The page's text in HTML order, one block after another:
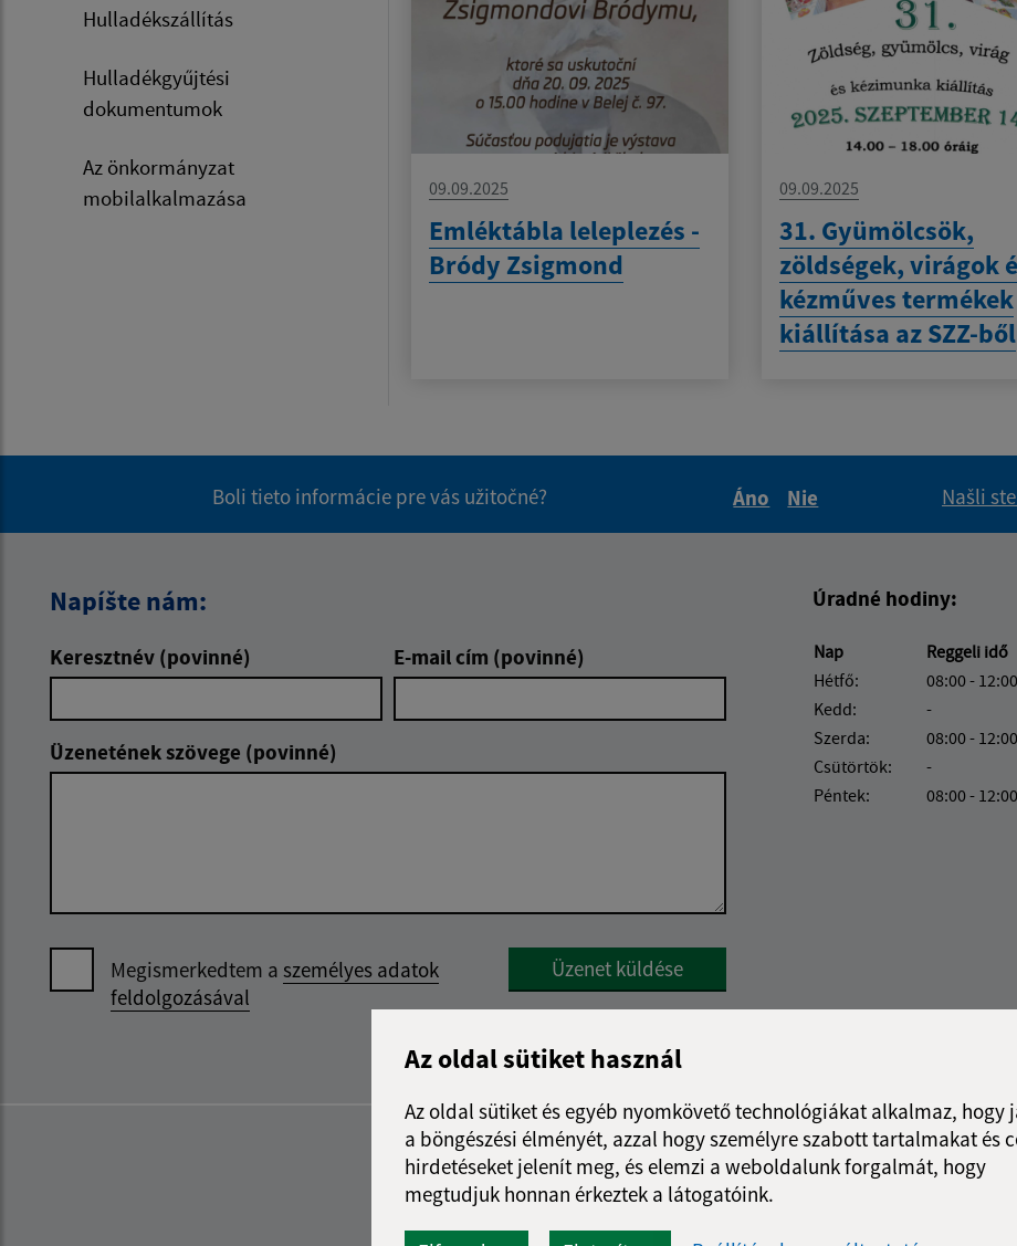
Az oldal sütiket használ
Az oldal sütiket és egyéb nyomkövető technológiákat alkalmaz, hogy
a böngészési élményét, azzal hogy személyre szabott tartalmakat és
hirdetéseket jelenít meg, és elemzi a weboldalunk forgalmát, hogy
megtudjuk honnan érkeztek a látogatóink.
Hulladékszállítás
Hulladékgyűjtési
dokumentumok
Az önkormányzat
mobilalkalmazása
09.09.2025
Emléktábla leleplezés -
Bródy Zsigmond
09.09.2025
31. Gyümölcsök,
zöldségek, virágok
kézműves termékek
kiállítása az SZZ-ből
Boli tieto informácie pre vás užitočné?
Áno
Nie
Našli
Napíšte nám:
Keresztnév (povinné) E-mail cím (povinné)
Üzenetének szövege (povinné)
Megismerkedtem a személyes adatok
feldolgozásával
Google reCaptcha Response
Üzenet küldése
Úradné hodiny:
Nap Reggeli idő
Hétfő:
08:00 - 12:00
Kedd:
-
Szerda:
08:00 - 12:00
Csütörtök:
-
Péntek:
08:00 - 12:00